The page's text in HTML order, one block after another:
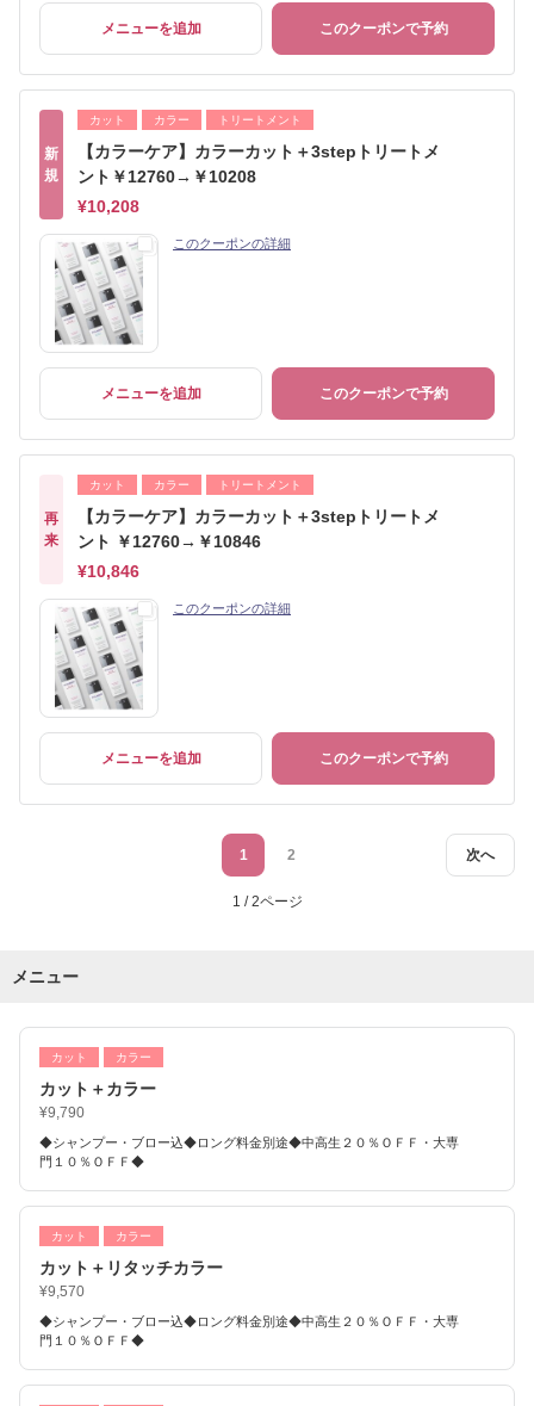
メニューを追加 このクーポンで予約
新
規
カット カラー トリートメント
【カラーケア】カラーカット＋3stepトリートメ
ント￥12760→￥10208
¥10,208
このクーポンの詳細
メニューを追加 このクーポンで予約
再
来
カット カラー トリートメント
【カラーケア】カラーカット＋3stepトリートメ
ント ￥12760→￥10846
¥10,846
このクーポンの詳細
メニューを追加 このクーポンで予約
次へ
1 2
1 / 2ページ
メニュー
カット カラー
カット＋カラー
¥9,790
◆シャンプー・ブロー込◆ロング料金別途◆中高生２０％ＯＦＦ・大専
門１０％ＯＦＦ◆
カット カラー
カット＋リタッチカラー
¥9,570
◆シャンプー・ブロー込◆ロング料金別途◆中高生２０％ＯＦＦ・大専
門１０％ＯＦＦ◆